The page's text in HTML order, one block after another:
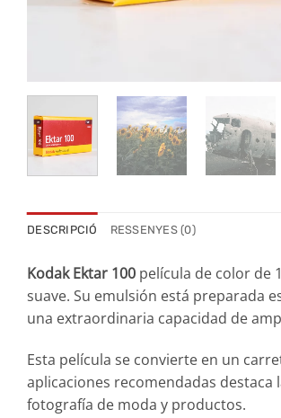
DESCRIPCIÓ RESSENYES (0)
Kodak Ektar 100 película de color de
suave. Su emulsión está preparada
una extraordinaria capacidad de
Esta película se convierte en un
aplicaciones recomendadas
fotografía de moda y productos.